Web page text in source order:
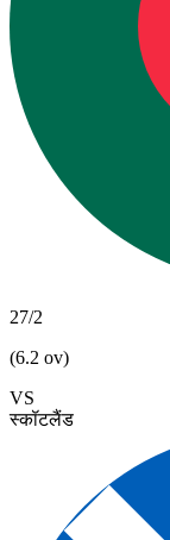
27/2
(6.2 ov)
VS
स्कॉटलैंड